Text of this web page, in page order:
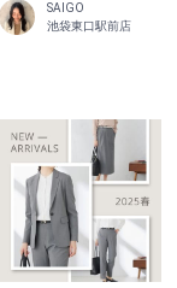
SAIGO
池袋東口駅前店